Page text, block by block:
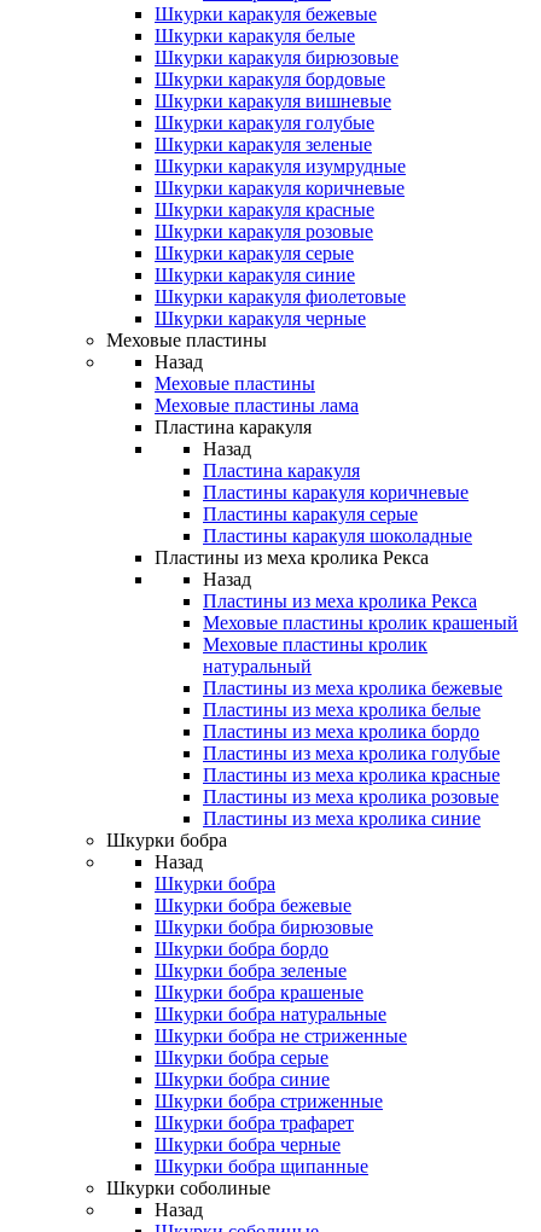
Шкурки каракуля бежевые
Шкурки каракуля белые
Шкурки каракуля бирюзовые
Шкурки каракуля бордовые
Шкурки каракуля вишневые
Шкурки каракуля голубые
Шкурки каракуля зеленые
Шкурки каракуля изумрудные
Шкурки каракуля коричневые
Шкурки каракуля красные
Шкурки каракуля розовые
Шкурки каракуля серые
Шкурки каракуля синие
Шкурки каракуля фиолетовые
Шкурки каракуля черные
Меховые пластины
Назад
Меховые пластины
Меховые пластины лама
Пластина каракуля
Назад
Пластина каракуля
Пластины каракуля коричневые
Пластины каракуля серые
Пластины каракуля шоколадные
Пластины из меха кролика Рекса
Назад
Пластины из меха кролика Рекса
Меховые пластины кролик крашеный
Меховые пластины кролик
натуральный
Пластины из меха кролика бежевые
Пластины из меха кролика белые
Пластины из меха кролика бордо
Пластины из меха кролика голубые
Пластины из меха кролика красные
Пластины из меха кролика розовые
Пластины из меха кролика синие
Шкурки бобра
Назад
Шкурки бобра
Шкурки бобра бежевые
Шкурки бобра бирюзовые
Шкурки бобра бордо
Шкурки бобра зеленые
Шкурки бобра крашеные
Шкурки бобра натуральные
Шкурки бобра не стриженные
Шкурки бобра серые
Шкурки бобра синие
Шкурки бобра стриженные
Шкурки бобра трафарет
Шкурки бобра черные
Шкурки бобра щипанные
Шкурки соболиные
Назад